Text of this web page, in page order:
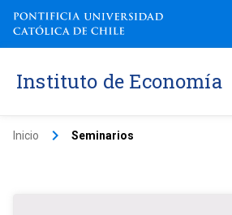
Instituto de Economía
Inicio keyboard_arrow_right Seminarios